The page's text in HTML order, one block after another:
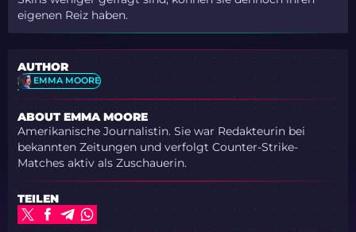
eigenen Reiz haben.
AUTHOR
EMMA MOORE
ABOUT EMMA MOORE
Amerikanische Journalistin. Sie war Redakteurin bei
bekannten Zeitungen und verfolgt Counter-Strike-
Matches aktiv als Zuschauerin.
TEILEN